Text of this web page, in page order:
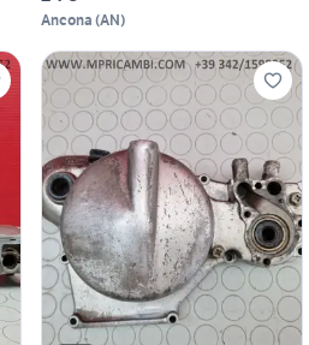
Ancona (AN)